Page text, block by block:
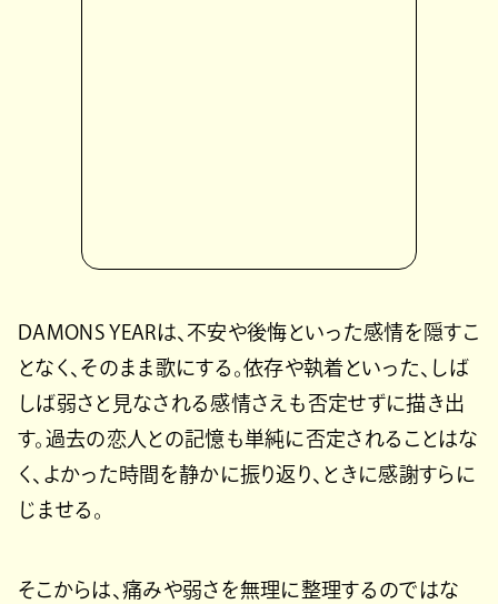
DAMONS YEARは、不安や後悔といった感情を隠すこ
となく、そのまま歌にする。依存や執着といった、しば
しば弱さと見なされる感情さえも否定せずに描き出
す。過去の恋人との記憶も単純に否定されることはな
く、よかった時間を静かに振り返り、ときに感謝すらに
じませる。
そこからは、痛みや弱さを無理に整理するのではな